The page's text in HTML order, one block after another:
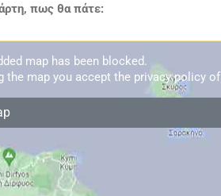
πως θα πάτε:
map has been blocked.
map you accept the privacy policy of